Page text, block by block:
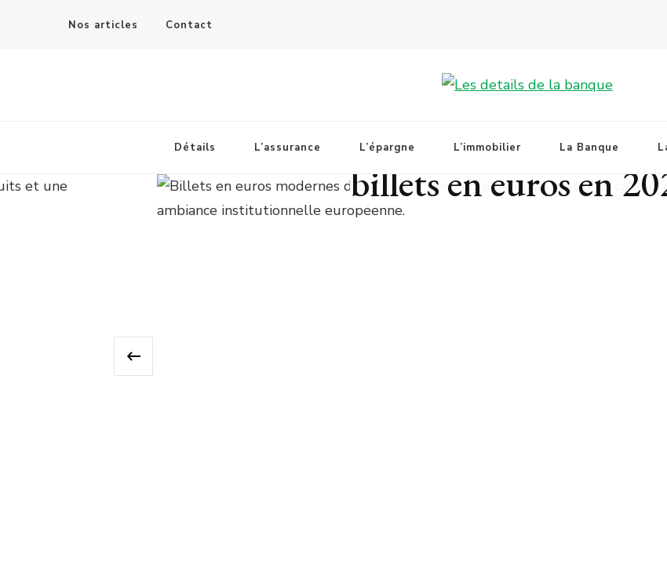
Nos articles Contact
Détails L’assurance L’épargne L’immobilier La Banque
Les 5 meilleurs repères sur
billets en euros en